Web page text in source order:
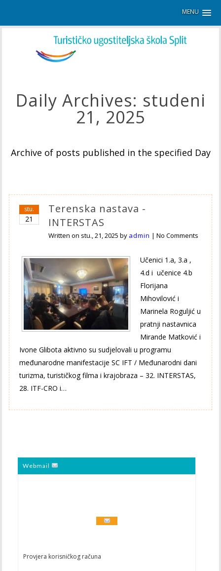
MENU
Daily Archives: studeni
21, 2025
Archive of posts published in the specified Day
stu.
21
Terenska nastava -
INTERSTAS
Written on stu., 21, 2025 by admin |No Comments
Učenici 1.a, 3.a ,
4.d i učenice 4.b
Florijana
Mihovilović i
Marinela Roguljić u
pratnji nastavnica
Mirande Matković i
Ivone Glibota aktivno su sudjelovali u programu
međunarodne manifestacije SC IFT / Međunarodni dani
turizma, turističkog filma i krajobraza – 32. INTERSTAS,
28. ITF-CRO i…
Webmail
Provjera korisničkog računa